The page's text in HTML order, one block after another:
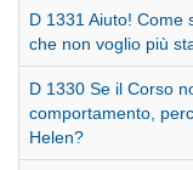
D 1331 Aiuto! Come
che non voglio più
D 1330 Se il Corso
comportamento,
Helen?